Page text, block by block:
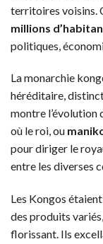
territoires voisins.
millions
politiques,
La monarchie
héréditaire, distinct
montre l’évolution
où le roi, ou
pour diriger le
entre les diverses
Les Kongos
des produits
florissant. Ils